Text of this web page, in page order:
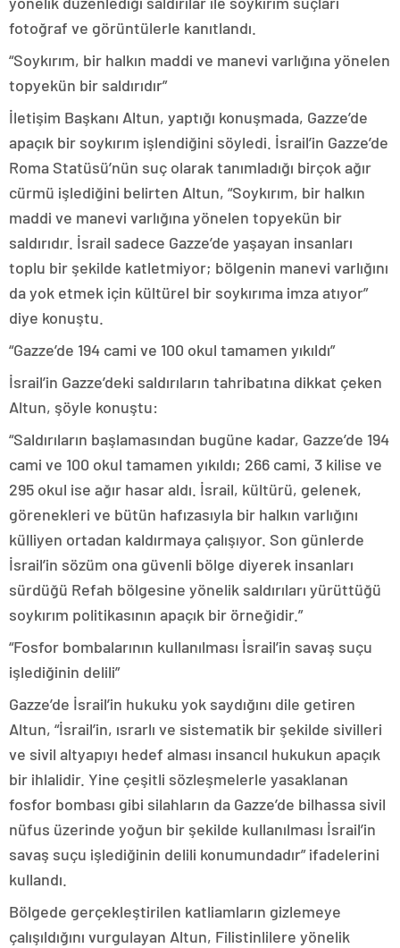
fotoğraf ve görüntülerle kanıtlandı.
“Soykırım, bir halkın maddi ve manevi varlığına yönelen
topyekün bir saldırıdır”
İletişim Başkanı Altun, yaptığı konuşmada, Gazze’de
apaçık bir soykırım işlendiğini söyledi. İsrail’in Gazze’de
Roma Statüsü’nün suç olarak tanımladığı birçok ağır
cürmü işlediğini belirten Altun, “Soykırım, bir halkın
maddi ve manevi varlığına yönelen topyekün bir
saldırıdır. İsrail sadece Gazze’de yaşayan insanları
toplu bir şekilde katletmiyor; bölgenin manevi varlığını
da yok etmek için kültürel bir soykırıma imza atıyor”
diye konuştu.
“Gazze’de 194 cami ve 100 okul tamamen yıkıldı”
İsrail’in Gazze’deki saldırıların tahribatına dikkat çeken
Altun, şöyle konuştu:
“Saldırıların başlamasından bugüne kadar, Gazze’de 194
cami ve 100 okul tamamen yıkıldı; 266 cami, 3 kilise ve
295 okul ise ağır hasar aldı. İsrail, kültürü, gelenek,
görenekleri ve bütün hafızasıyla bir halkın varlığını
külliyen ortadan kaldırmaya çalışıyor. Son günlerde
İsrail’in sözüm ona güvenli bölge diyerek insanları
sürdüğü Refah bölgesine yönelik saldırıları yürüttüğü
soykırım politikasının apaçık bir örneğidir.”
“Fosfor bombalarının kullanılması İsrail’in savaş suçu
işlediğinin delili”
Gazze’de İsrail’in hukuku yok saydığını dile getiren
Altun, “İsrail’in, ısrarlı ve sistematik bir şekilde sivilleri
ve sivil altyapıyı hedef alması insancıl hukukun apaçık
bir ihlalidir. Yine çeşitli sözleşmelerle yasaklanan
fosfor bombası gibi silahların da Gazze’de bilhassa sivil
nüfus üzerinde yoğun bir şekilde kullanılması İsrail’in
savaş suçu işlediğinin delili konumundadır” ifadelerini
kullandı.
Bölgede gerçekleştirilen katliamların gizlemeye
çalışıldığını vurgulayan Altun, Filistinlilere yönelik